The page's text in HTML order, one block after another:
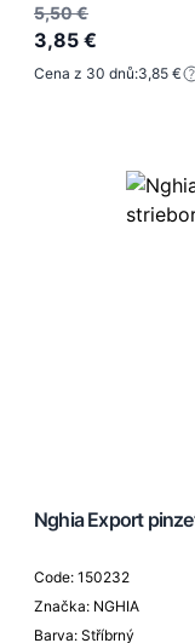
5,50 €
3,85 €
Cena z 30 dnů:3,85 €
Nghia Export
Code: 150232
Značka: NGHIA
Barva: Stříbrný